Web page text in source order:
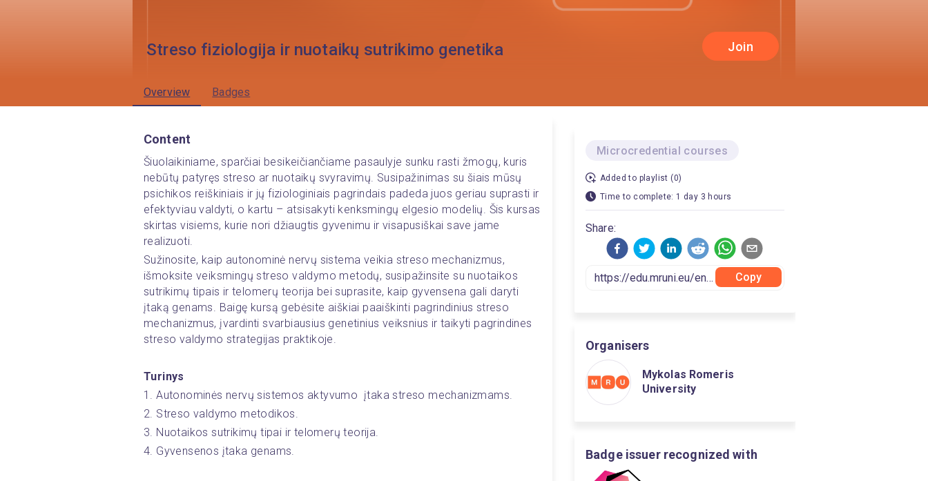
Streso fiziologija ir nuotaikų sutrikimo genetika Join
Overview Badges
Content
Šiuolaikiniame, sparčiai besikeičiančiame pasaulyje sunku rasti žmogų, kuris
nebūtų patyręs streso ar nuotaikų svyravimų. Susipažinimas su šiais mūsų
psichikos reiškiniais ir jų fiziologiniais pagrindais padeda juos geriau suprasti ir
efektyviau valdyti, o kartu – atsisakyti kenksmingų elgesio modelių. Šis kursas
skirtas visiems, kurie nori džiaugtis gyvenimu ir visapusiškai save jame
realizuoti.
Sužinosite, kaip autonominė nervų sistema veikia streso mechanizmus,
išmoksite veiksmingų streso valdymo metodų, susipažinsite su nuotaikos
sutrikimų tipais ir telomerų teorija bei suprasite, kaip gyvensena gali daryti
įtaką genams. Baigę kursą gebėsite aiškiai paaiškinti pagrindinius streso
mechanizmus, įvardinti svarbiausius genetinius veiksnius ir taikyti pagrindines
streso valdymo strategijas praktikoje.
Turinys
1. Autonominės nervų sistemos aktyvumo  įtaka streso mechanizmams.
2. Streso valdymo metodikos.
3. Nuotaikos sutrikimų tipai ir telomerų teorija.
4. Gyvensenos įtaka genams.
Microcredential courses
Added to playlist (0)
Time to complete: 1 day 3 hours
Share:
Copy
Organisers
Mykolas Romeris
University
Badge issuer recognized with